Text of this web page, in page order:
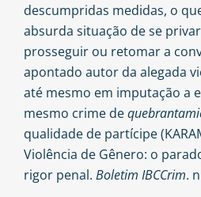
descumpridas medidas, o
absurda situação de se
prosseguir ou retomar a
apontado autor da alegada
até mesmo em imputação a
mesmo crime de
qualidade de partícipe
Violência de Gênero: o
rigor penal. Boletim IBCCrim.